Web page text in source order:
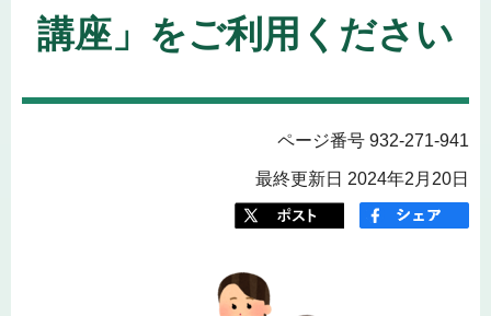
講座」をご利用ください
ページ番号 932-271-941
最終更新日 2024年2月20日